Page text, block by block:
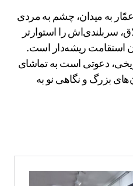
به میدان، چشم به مردی
سربلندی‌اش را استوارتر
استقامت ریشه‌دار است.
دعوتی است به تماشای
بزرگ و نگاهی نو به